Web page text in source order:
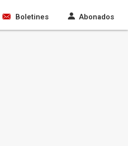
Boletines Abonados